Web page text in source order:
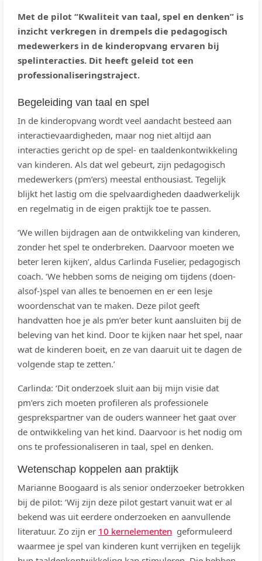
Met de pilot “Kwaliteit van taal, spel en denken” is
inzicht verkregen in drempels die pedagogisch
medewerkers in de kinderopvang ervaren bij
spelinteracties. Dit heeft geleid tot een
professionaliseringstraject.
Begeleiding van taal en spel
In de kinderopvang wordt veel aandacht besteed aan
interactievaardigheden, maar nog niet altijd aan
interacties gericht op de spel- en taaldenkontwikkeling
van kinderen. Als dat wel gebeurt, zijn pedagogisch
medewerkers (pm’ers) meestal enthousiast. Tegelijk
blijkt het lastig om die spelvaardigheden daadwerkelijk
en regelmatig in de eigen praktijk toe te passen.
‘We willen bijdragen aan de ontwikkeling van kinderen,
zonder het spel te onderbreken. Daarvoor moeten we
beter leren kijken’, aldus Carlinda Fuselier, pedagogisch
coach. ‘We hebben soms de neiging om tijdens (doen-
alsof-)spel van alles te benoemen en er een lesje
woordenschat van te maken. Deze pilot geeft
handvatten hoe je als pm’er beter kunt aansluiten bij de
beleving van het kind. Door te kijken naar het spel, naar
wat de kinderen boeit, en ze van daaruit uit te dagen de
volgende stap te zetten.’
Carlinda: ‘Dit onderzoek sluit aan bij mijn visie dat
pm’ers zich moeten profileren als professionele
gesprekspartner van de ouders wanneer het gaat over
de ontwikkeling van het kind. Daarvoor is het nodig om
ons te professionaliseren in taal, spel en denken.
Wetenschap koppelen aan praktijk
Marianne Boogaard is als senior onderzoeker betrokken
bij de pilot: ‘Wij zijn deze pilot gestart vanuit wat er al
bekend was uit eerdere onderzoeken en aanvullende
literatuur. Zo zijn er 10 kernelementen geformuleerd
waarmee je spel van kinderen kunt verrijken en tegelijk